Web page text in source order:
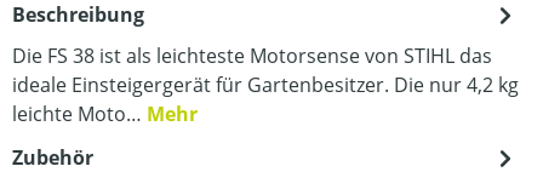
Beschreibung
Die FS 38 ist als leichteste Motorsense von STIHL das
ideale Einsteigergerät für Gartenbesitzer. Die nur 4,2 kg
leichte Moto… Mehr
Zubehör